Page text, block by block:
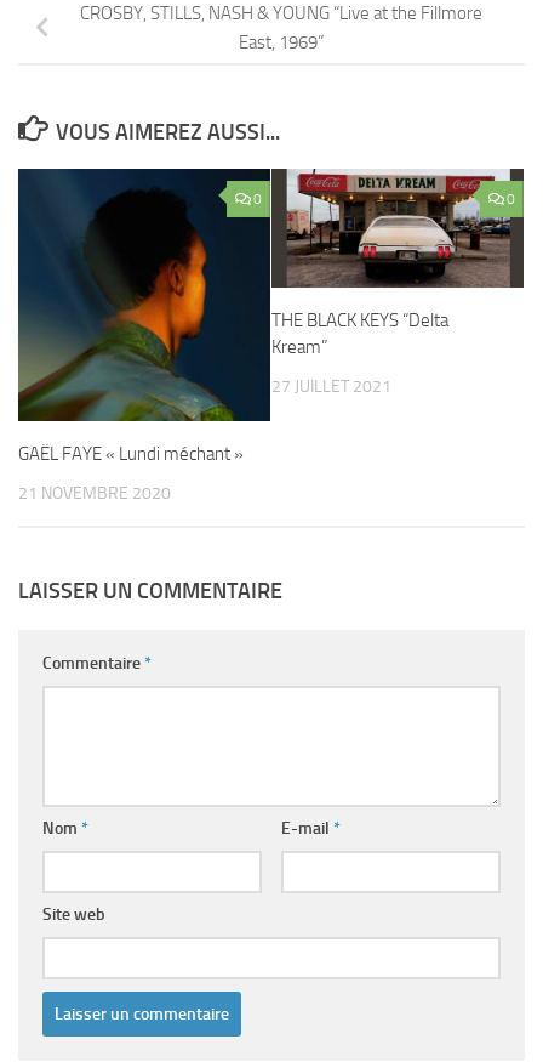
CROSBY, STILLS, NASH & YOUNG “Live at the Fillmore
East, 1969”
VOUS AIMEREZ AUSSI...
0
GAËL FAYE « Lundi méchant »
21 NOVEMBRE 2020
0
THE BLACK KEYS “Delta
Kream”
27 JUILLET 2021
LAISSER UN COMMENTAIRE
Commentaire*
Nom * E-mail *
Site web